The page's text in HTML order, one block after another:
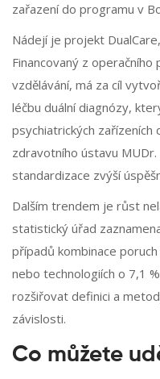
zařazení do programu v
Nádejí je projekt
Financovaný z
vzdělávání, má za cíl
léčbu duální diagnózy,
psychiatrických zařízeních
zdravotního ústavu
standardizace zvýší
Dalším trendem je růst
statistický úřad
případů kombinace
nebo technologiích o 7,1
rozšiřovat definici a
závislosti.
Co můžete